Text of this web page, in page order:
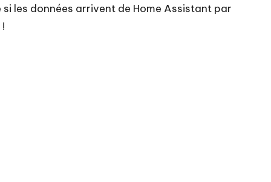
les données arrivent de Home Assistant par